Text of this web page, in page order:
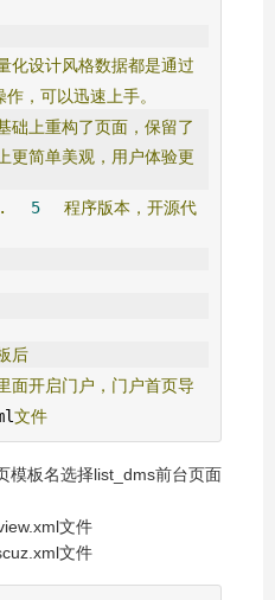
化设计风格数据都是通过
，可以迅速上手。
础上重构了页面，保留了
更简单美观，用户体验更
5 程序版本，开源代
后
面开启门户，门户首页导
文件
模板名选择list_dms前台页面
文件
文件